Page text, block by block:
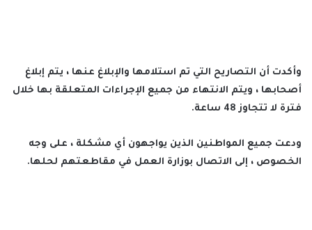
وأكدت أن التصاريح التي تم استلامها والإبلاغ عنها ، يتم إبلاغ
أصحابها ، ويتم الانتهاء من جميع الإجراءات المتعلقة بها خلال
فترة لا تتجاوز 48 ساعة.
ودعت جميع المواطنين الذين يواجهون أي مشكلة ، على وجه
الخصوص ، إلى الاتصال بوزارة العمل في مقاطعتهم لحلها.